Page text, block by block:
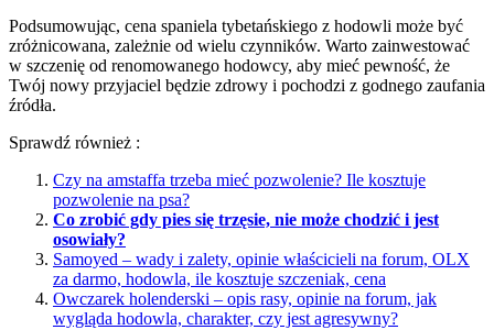
Podsumowując, cena spaniela tybetańskiego z hodowli może być
zróżnicowana, zależnie od wielu czynników. Warto zainwestować
w szczenię od renomowanego hodowcy, aby mieć pewność, że
Twój nowy przyjaciel będzie zdrowy i pochodzi z godnego zaufania
źródła.
Sprawdź również :
Czy na amstaffa trzeba mieć pozwolenie? Ile kosztuje
pozwolenie na psa?
Co zrobić gdy pies się trzęsie, nie może chodzić i jest
osowiały?
Samoyed – wady i zalety, opinie właścicieli na forum, OLX
za darmo, hodowla, ile kosztuje szczeniak, cena
Owczarek holenderski – opis rasy, opinie na forum, jak
wygląda hodowla, charakter, czy jest agresywny?